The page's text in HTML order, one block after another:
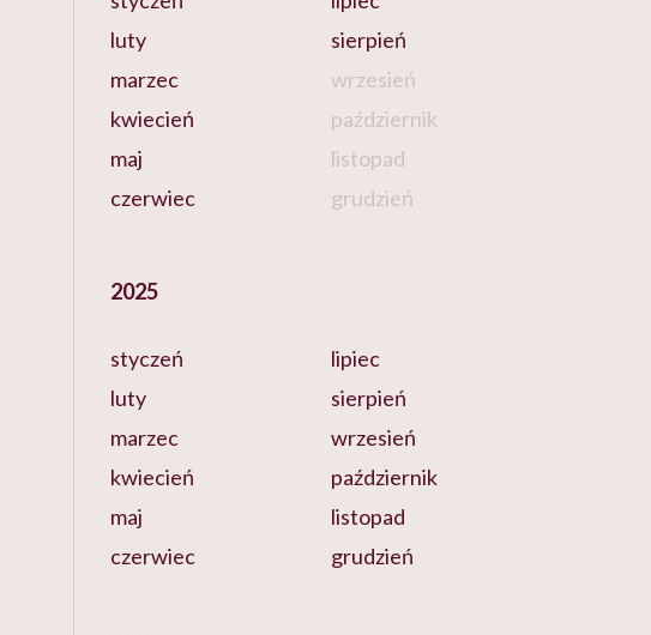
luty
marzec
kwiecień
maj
czerwiec
sierpień
wrzesień
październik
listopad
grudzień
2025
styczeń
luty
marzec
kwiecień
maj
czerwiec
lipiec
sierpień
wrzesień
październik
listopad
grudzień